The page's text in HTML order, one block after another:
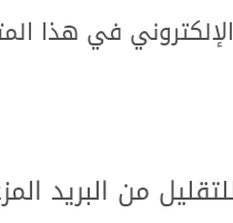
في هذا
من البريد